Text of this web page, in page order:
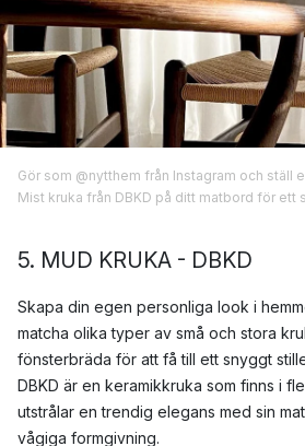
Gör som @nytthem från Instagram och ställ
Mist kruka från DBKD på ditt matbord för ett
5. MUD KRUKA - DBKD
Skapa din egen personliga look i
matcha olika typer av små och stora
fönsterbräda för att få till ett snyggt
DBKD är en keramikkruka som finns i
utstrålar en trendig elegans med sin
vågiga formgivning.